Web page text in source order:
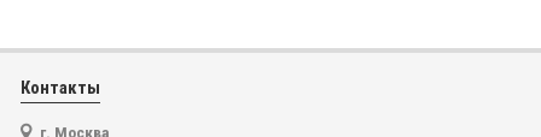
Контакты
г. Москва